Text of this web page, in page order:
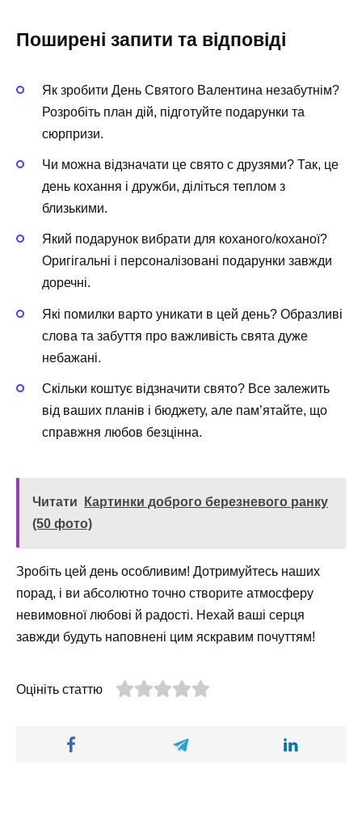
Поширені запити та відповіді
Як зробити День Святого Валентина незабутнім?
Розробіть план дій, підготуйте подарунки та
сюрпризи.
Чи можна відзначати це свято с друзями? Так, це
день кохання і дружби, діліться теплом з
близькими.
Який подарунок вибрати для коханого/коханої?
Оригігальні і персоналізовані подарунки завжди
доречні.
Які помилки варто уникати в цей день? Образливі
слова та забуття про важливість свята дуже
небажані.
Скільки коштує відзначити свято? Все залежить
від ваших планів і бюджету, але пам’ятайте, що
справжня любов безцінна.
Читати
Картинки доброго березневого ранку
(50 фото)
Зробіть цей день особливим! Дотримуйтесь наших
порад, і ви абсолютно точно створите атмосферу
невимовної любові й радості. Нехай ваші серця
завжди будуть наповнені цим яскравим почуттям!
Оцініть статтю